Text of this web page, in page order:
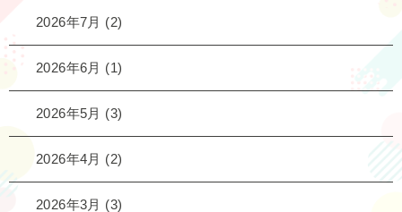
2026年7月 (2)
2026年6月 (1)
2026年5月 (3)
2026年4月 (2)
2026年3月 (3)